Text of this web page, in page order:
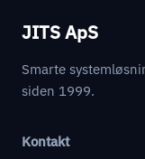
JITS ApS
Smarte
siden 1999.
Kontakt